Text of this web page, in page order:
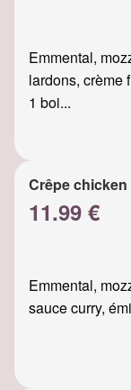
Emmental,
lardons, crème
1 boi...
Crêpe chicken
11.99 €
Emmental,
sauce curry,